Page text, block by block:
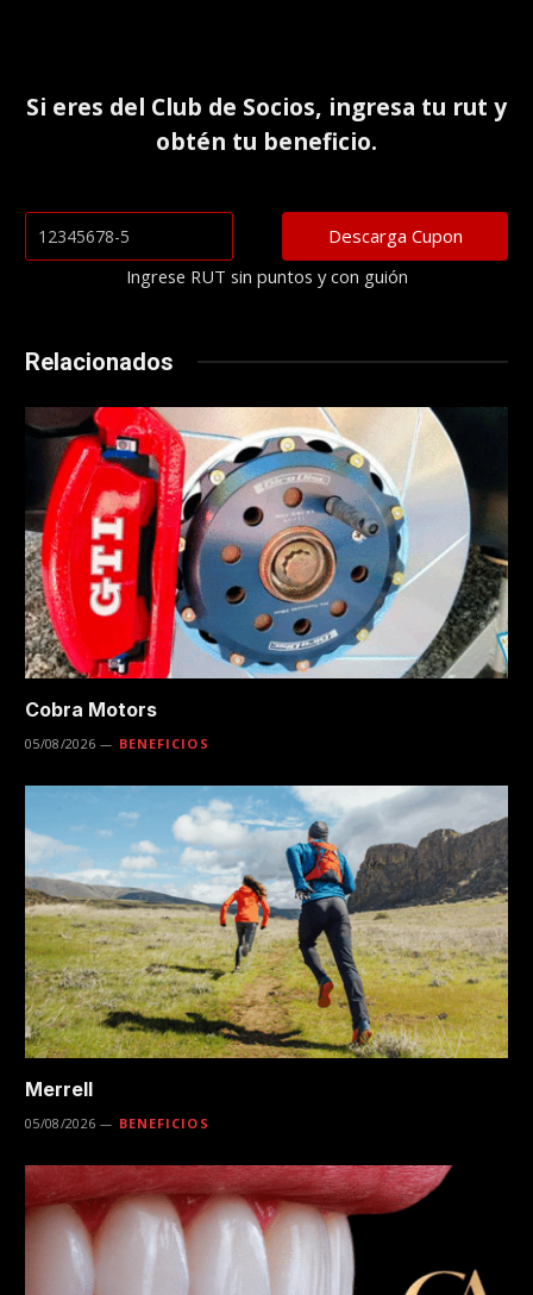
Si eres del Club de Socios, ingresa tu rut y
obtén tu beneficio.
Ingrese RUT sin puntos y con guión
Relacionados
Cobra Motors
05/08/2026 BENEFICIOS
Merrell
05/08/2026 BENEFICIOS